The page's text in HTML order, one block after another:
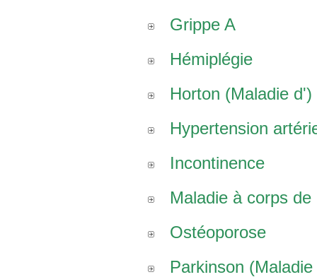
Grippe A
Hémiplégie
Horton (Maladie d')
Hypertension
Incontinence
Maladie à corps de
Ostéoporose
Parkinson (Maladie